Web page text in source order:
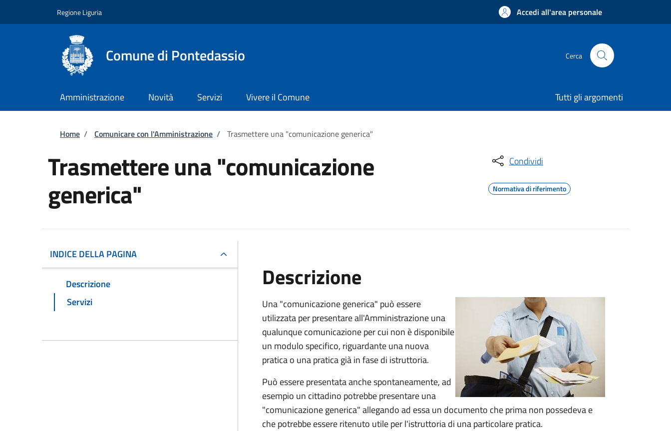
Regione Liguria Accedi all'area personale
Comune di Pontedassio Cerca
Amministrazione Novità Servizi Vivere il Comune Tutti gli argomenti
Briciole di pane
Home / Comunicare con l'Amministrazione / Trasmettere una "comunicazione generica"
Trasmettere una "comunicazione
generica"
Condividi
Normativa di riferimento
INDICE DELLA PAGINA
Descrizione
Servizi
Descrizione
Una "comunicazione generica" può essere
utilizzata per presentare all'Amministrazione una
qualunque comunicazione per cui non è disponibile
un modulo specifico, riguardante una nuova
pratica o una pratica già in fase di istruttoria.
Può essere presentata anche spontaneamente, ad
esempio un cittadino potrebbe presentare una
"comunicazione generica" allegando ad essa un documento che prima non possedeva e
che potrebbe essere ritenuto utile per l'istruttoria di una particolare pratica.